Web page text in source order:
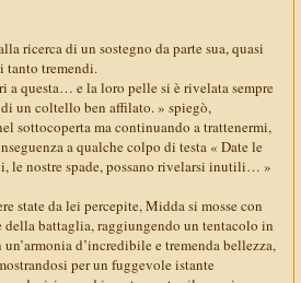
ricerca di un sostegno da parte sua, quasi
tanto tremendi.
questa… e la loro pelle si è rivelata sempre
di un coltello ben affilato. » spiegò,
sottocoperta ma continuando a trattenermi,
a qualche colpo di testa « Date le
le nostre spade, possano rivelarsi inutili… »
state da lei percepite, Midda si mosse con
della battaglia, raggiungendo un tentacolo in
d’incredibile e tremenda bellezza,
per un fuggevole istante